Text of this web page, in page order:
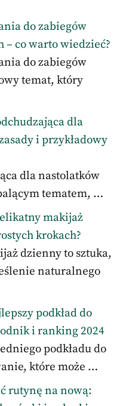
do zabiegów
– co warto wiedzieć?
do zabiegów
temat, który
dla
i przykładowy
dla nastolatków
tematem, …
makijaż
krokach?
dzienny to sztuka,
naturalnego
podkład do
i ranking 2024
podkładu do
które może …
rutynę na nową: